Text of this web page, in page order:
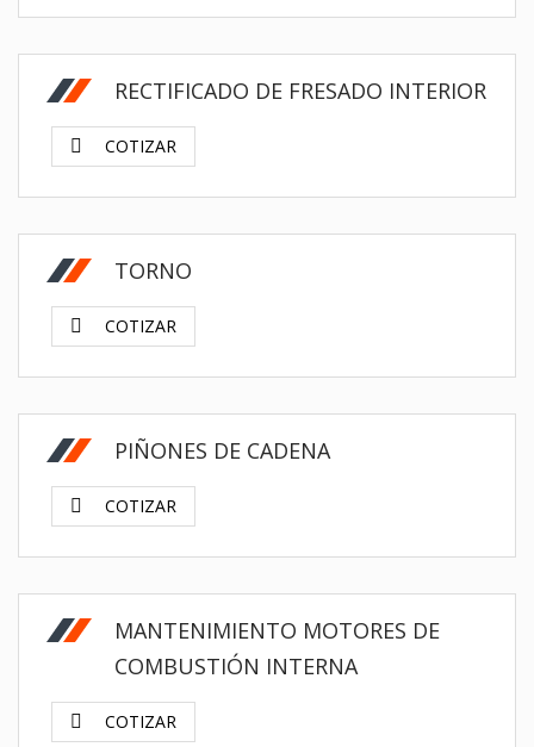
$
RECTIFICADO DE FRESADO INTERIOR
COTIZAR
TORNO
COTIZAR
PIÑONES DE CADENA
COTIZAR
MANTENIMIENTO MOTORES DE
COMBUSTIÓN INTERNA
COTIZAR